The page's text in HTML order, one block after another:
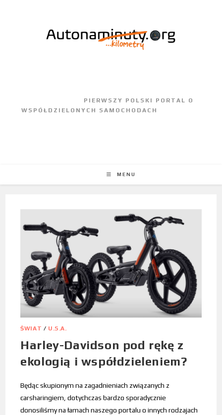
MENU
ŚWIAT / U.S.A.
Harley-Davidson pod rękę z
ekologią i współdzieleniem?
Będąc skupionym na zagadnieniach związanych z
carsharingiem, dotychczas bardzo sporadycznie
donosiliśmy na łamach naszego portalu o innych rodzajach